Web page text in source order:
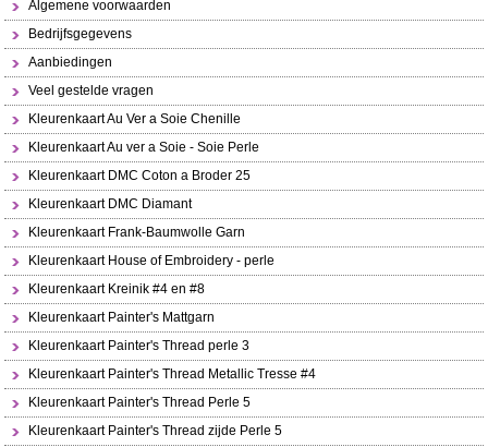
Algemene voorwaarden
Bedrijfsgegevens
Aanbiedingen
Veel gestelde vragen
Kleurenkaart Au Ver a Soie Chenille
Kleurenkaart Au ver a Soie - Soie Perle
Kleurenkaart DMC Coton a Broder 25
Kleurenkaart DMC Diamant
Kleurenkaart Frank-Baumwolle Garn
Kleurenkaart House of Embroidery - perle
Kleurenkaart Kreinik #4 en #8
Kleurenkaart Painter's Mattgarn
Kleurenkaart Painter's Thread perle 3
Kleurenkaart Painter's Thread Metallic Tresse #4
Kleurenkaart Painter's Thread Perle 5
Kleurenkaart Painter's Thread zijde Perle 5